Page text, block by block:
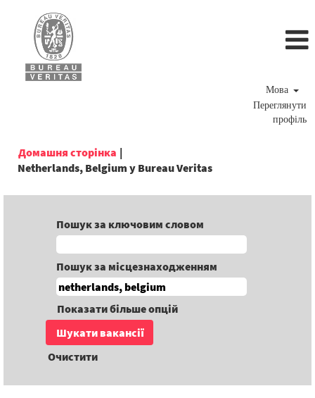
Мова
Переглянути
профіль
Домашня сторінка |
Netherlands, Belgium у Bureau Veritas(поточна
Пошук за ключовим словом
Пошук за місцезнаходженням
Показати більше опцій
Очистити